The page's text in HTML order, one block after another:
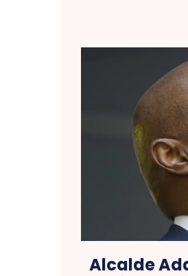
Alcalde